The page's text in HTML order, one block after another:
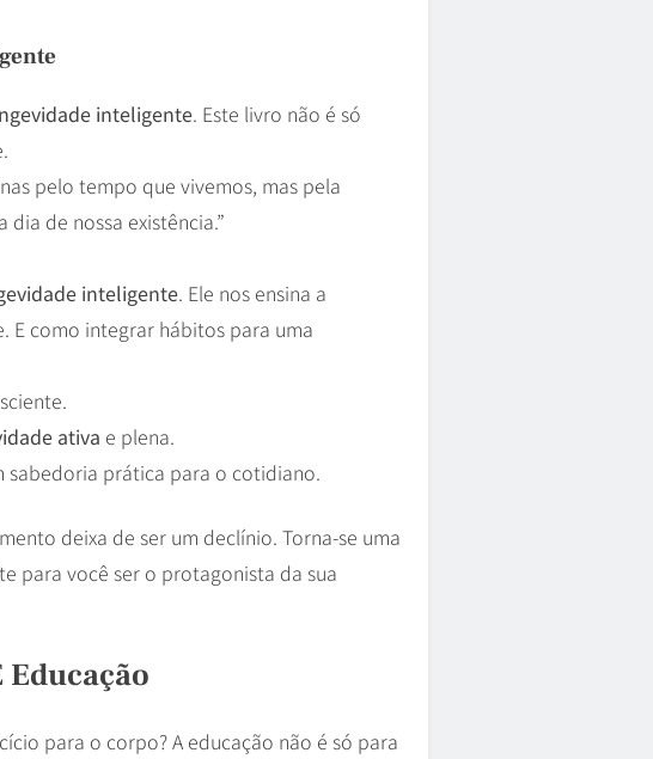
inteligente. Este livro não é só
pelo tempo que vivemos, mas pela
de nossa existência.”
inteligente. Ele nos ensina a
E como integrar hábitos para uma
ativa e plena.
sabedoria prática para o cotidiano.
deixa de ser um declínio. Torna-se uma
para você ser o protagonista da sua
para o corpo? A educação não é só para